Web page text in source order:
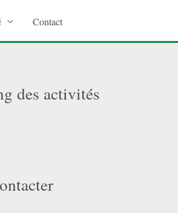
Contact
des activités